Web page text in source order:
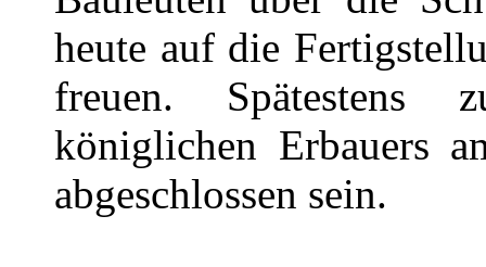
heute auf die
freuen. Spätestens
königlichen Erbauers
abgeschlossen sein.